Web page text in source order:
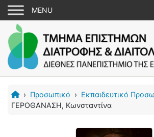
› Προσωπικό › Εκπαιδευτικό
ΓΕΡΟΘΑΝΑΣΗ, Κωνσταντίνα